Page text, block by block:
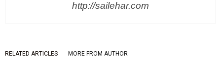
http://sailehar.com
RELATED ARTICLES MORE FROM AUTHOR